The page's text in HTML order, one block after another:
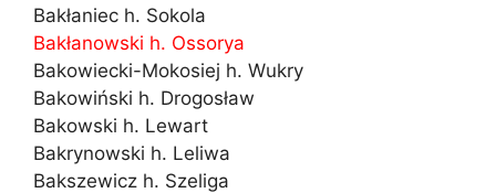
Bakłaniec h. Sokola
Bakłanowski h. Ossorya
Bakowiecki-Mokosiej h. Wukry
Bakowiński h. Drogosław
Bakowski h. Lewart
Bakrynowski h. Leliwa
Bakszewicz h. Szeliga